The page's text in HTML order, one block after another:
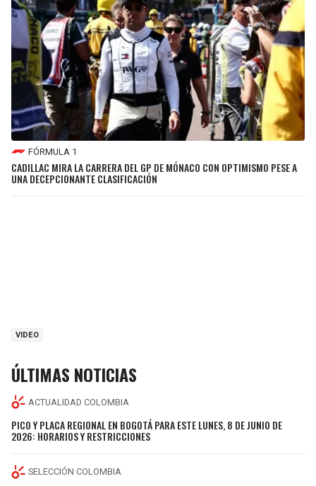
FÓRMULA 1
CADILLAC MIRA LA CARRERA DEL GP DE MÓNACO CON OPTIMISMO PESE A
UNA DECEPCIONANTE CLASIFICACIÓN
VIDEO
ÚLTIMAS NOTICIAS
ACTUALIDAD COLOMBIA
PICO Y PLACA REGIONAL EN BOGOTÁ PARA ESTE LUNES, 8 DE JUNIO DE
2026: HORARIOS Y RESTRICCIONES
SELECCIÓN COLOMBIA